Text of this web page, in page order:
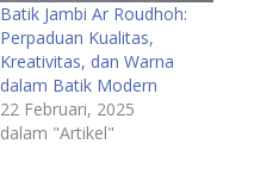
Batik Jambi Ar Roudhoh:
Perpaduan Kualitas,
Kreativitas, dan Warna
dalam Batik Modern
22 Februari, 2025
dalam "Artikel"